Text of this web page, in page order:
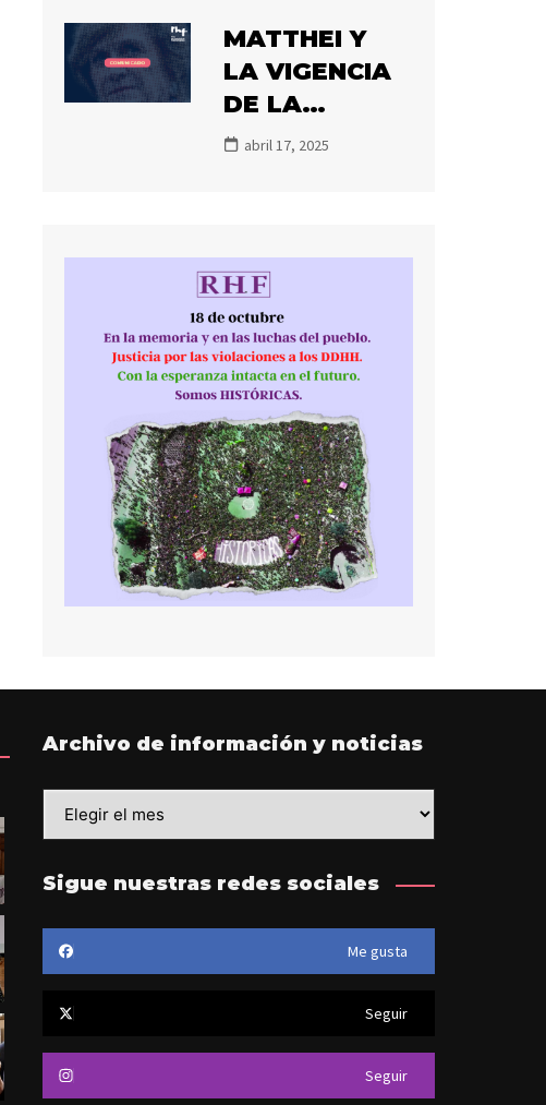
FEMINISTAS
RESISTENCIA:
PENSAR
OTROS
FUTUROS
MATTHEI Y
LA VIGENCIA
DE LA
BATALLA DE
abril 17, 2025
Archivo de información y noticias
y
Sigue nuestras redes sociales
Me gusta
Seguir
Seguir